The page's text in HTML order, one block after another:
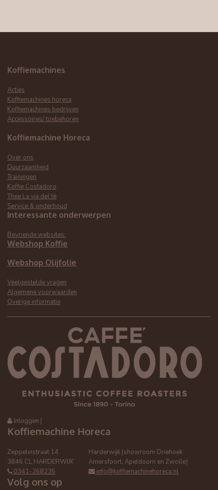
Koffiemachines
Acties
Koffiemachines horeca
Koffiemachines bedrijven
Accessoires/ toebehoren
Koffiemachine Horeca
Over ons
Duurzaamheid
Trainingen
Koffie Costadoro
Thee La via del tè
Service & onderhoud
Interessante onderwerpen
Bevriende websites:
Webshop Koffie
Webshop Olijfolie
Veelgestelde vragen
Algemene voorwaarden
Overige informatie
Inloggen |
Koffiemachine Horeca
Zeppelinstraat 14
Harderwijk (showroom Driehoek
3846 CL HARDERWIJK
Amersfoort, Apeldoorn en Zwolle)
0341-268235
info@koffiemachinehoreca.nl
Volg ons op